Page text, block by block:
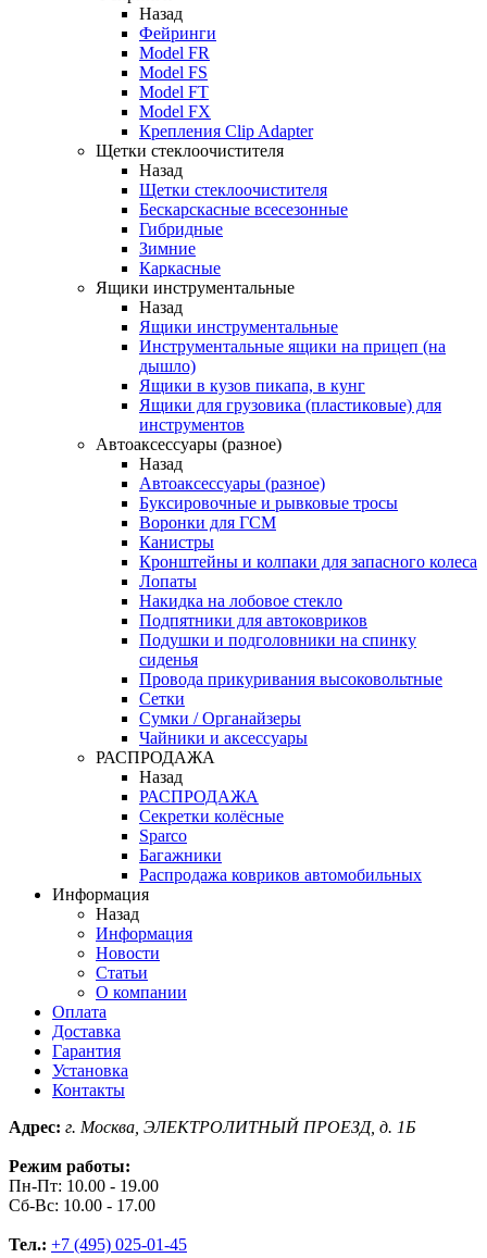
Назад
Фейринги
Model FR
Model FS
Model FT
Model FX
Крепления Clip Adapter
Щетки стеклоочистителя
Назад
Щетки стеклоочистителя
Бескарскасные всесезонные
Гибридные
Зимние
Каркасные
Ящики инструментальные
Назад
Ящики инструментальные
Инструментальные ящики на прицеп (на
дышло)
Ящики в кузов пикапа, в кунг
Ящики для грузовика (пластиковые) для
инструментов
Автоаксессуары (разное)
Назад
Автоаксессуары (разное)
Буксировочные и рывковые тросы
Воронки для ГСМ
Канистры
Кронштейны и колпаки для запасного колеса
Лопаты
Накидка на лобовое стекло
Подпятники для автоковриков
Подушки и подголовники на спинку
сиденья
Провода прикуривания высоковольтные
Сетки
Сумки / Органайзеры
Чайники и аксессуары
РАСПРОДАЖА
Назад
РАСПРОДАЖА
Секретки колёсные
Sparco
Багажники
Распродажа ковриков автомобильных
Информация
Назад
Информация
Новости
Статьи
О компании
Оплата
Доставка
Гарантия
Установка
Контакты
Адрес: г. Москва, ЭЛЕКТРОЛИТНЫЙ ПРОЕЗД, д. 1Б
Режим работы:
Пн-Пт: 10.00 - 19.00
Сб-Вс: 10.00 - 17.00
Тел.: +7 (495) 025-01-45